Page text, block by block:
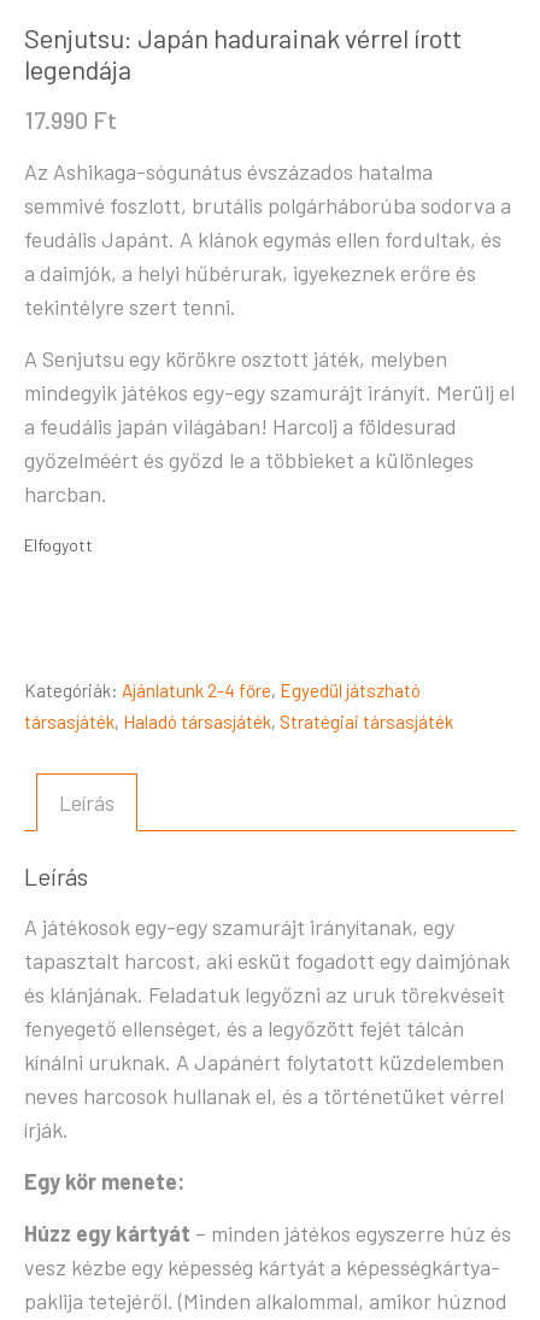
Senjutsu: Japán hadurainak vérrel írott
legendája
17.990 Ft
Az Ashikaga-sógunátus évszázados hatalma
semmivé foszlott, brutális polgárháborúba sodorva a
feudális Japánt. A klánok egymás ellen fordultak, és
a daimjók, a helyi hűbérurak, igyekeznek erőre és
tekintélyre szert tenni.
A Senjutsu egy körökre osztott játék, melyben
mindegyik játékos egy-egy szamurájt irányít. Merülj el
a feudális japán világában! Harcolj a földesurad
győzelméért és győzd le a többieket a különleges
harcban.
Elfogyott
Kategóriák: Ajánlatunk 2-4 főre, Egyedül játszható
társasjáték, Haladó társasjáték, Stratégiai társasjáték
Leírás
Leírás
A játékosok egy-egy szamurájt irányítanak, egy
tapasztalt harcost, aki esküt fogadott egy daimjónak
és klánjának. Feladatuk legyőzni az uruk törekvéseit
fenyegető ellenséget, és a legyőzött fejét tálcán
kínálni uruknak. A Japánért folytatott küzdelemben
neves harcosok hullanak el, és a történetüket vérrel
írják.
Egy kör menete:
Húzz egy kártyát – minden játékos egyszerre húz és
vesz kézbe egy képesség kártyát a képességkártya-
paklija tetejéről. (Minden alkalommal, amikor húznod